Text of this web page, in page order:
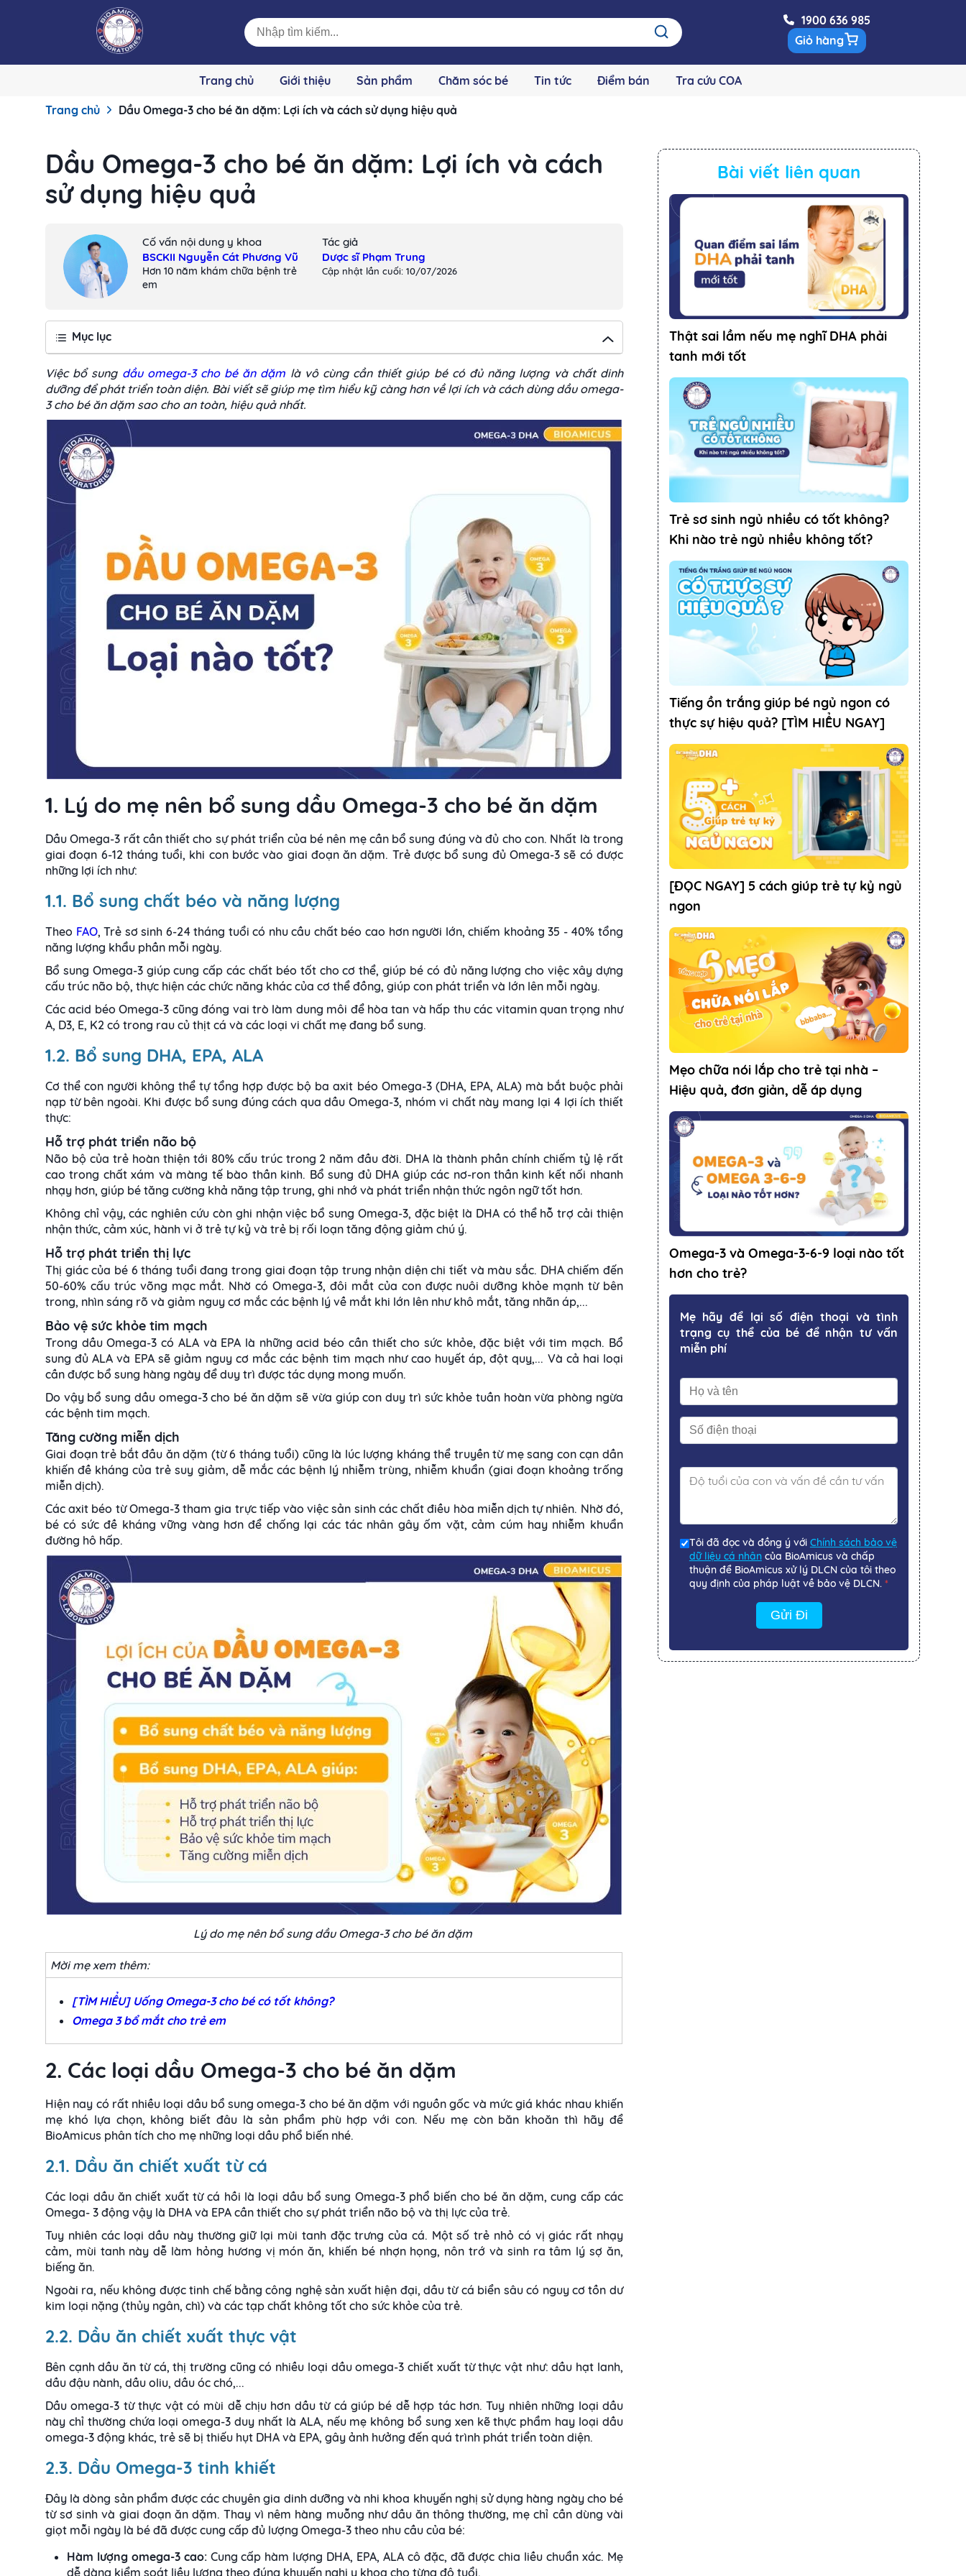
1900 636 985
Giỏ hàng
Trang chủ Giới thiệu Sản phẩm Chăm sóc bé Tin tức Điểm bán Tra cứu COA
Trang chủ Dầu Omega-3 cho bé ăn dặm: Lợi ích và cách sử dụng hiệu quả
Dầu Omega-3 cho bé ăn dặm: Lợi ích và cách
sử dụng hiệu quả
Cố vấn nội dung y khoa
BSCKII Nguyễn Cát Phương Vũ
Hơn 10 năm khám chữa bệnh trẻ
em
Tác giả
Dược sĩ Phạm Trung
Cập nhật lần cuối: 10/07/2026
Mục lục
Việc bổ sung dầu omega-3 cho bé ăn dặm là vô cùng cần thiết giúp bé có đủ năng lượng và chất dinh
dưỡng để phát triển toàn diện. Bài viết sẽ giúp mẹ tìm hiểu kỹ càng hơn về lợi ích và cách dùng dầu omega-
3 cho bé ăn dặm sao cho an toàn, hiệu quả nhất.
1. Lý do mẹ nên bổ sung dầu Omega-3 cho bé ăn dặm
Dầu Omega-3 rất cần thiết cho sự phát triển của bé nên mẹ cần bổ sung đúng và đủ cho con. Nhất là trong
giai đoạn 6-12 tháng tuổi, khi con bước vào giai đoạn ăn dặm. Trẻ được bổ sung đủ Omega-3 sẽ có được
những lợi ích như:
1.1. Bổ sung chất béo và năng lượng
Theo FAO, Trẻ sơ sinh 6-24 tháng tuổi có nhu cầu chất béo cao hơn người lớn, chiếm khoảng 35 - 40% tổng
năng lượng khẩu phần mỗi ngày.
Bổ sung Omega-3 giúp cung cấp các chất béo tốt cho cơ thể, giúp bé có đủ năng lượng cho việc xây dựng
cấu trúc não bộ, thực hiện các chức năng khác của cơ thể đồng, giúp con phát triển và lớn lên mỗi ngày.
Các acid béo Omega-3 cũng đóng vai trò làm dung môi để hòa tan và hấp thu các vitamin quan trọng như
A, D3, E, K2 có trong rau củ thịt cá và các loại vi chất mẹ đang bổ sung.
1.2. Bổ sung DHA, EPA, ALA
Cơ thể con người không thể tự tổng hợp được bộ ba axit béo Omega-3 (DHA, EPA, ALA) mà bắt buộc phải
nạp từ bên ngoài. Khi được bổ sung đúng cách qua dầu Omega-3, nhóm vi chất này mang lại 4 lợi ích thiết
thực:
Hỗ trợ phát triển não bộ
Não bộ của trẻ hoàn thiện tới 80% cấu trúc trong 2 năm đầu đời. DHA là thành phần chính chiếm tỷ lệ rất
cao trong chất xám và màng tế bào thần kinh. Bổ sung đủ DHA giúp các nơ-ron thần kinh kết nối nhanh
nhạy hơn, giúp bé tăng cường khả năng tập trung, ghi nhớ và phát triển nhận thức ngôn ngữ tốt hơn.
Không chỉ vậy, các nghiên cứu còn ghi nhận việc bổ sung Omega-3, đặc biệt là DHA có thể hỗ trợ cải thiện
nhận thức, cảm xúc, hành vi ở trẻ tự kỷ và trẻ bị rối loạn tăng động giảm chú ý.
Hỗ trợ phát triển thị lực
Thị giác của bé 6 tháng tuổi đang trong giai đoạn tập trung nhận diện chi tiết và màu sắc. DHA chiếm đến
50-60% cấu trúc võng mạc mắt. Nhờ có Omega-3, đôi mắt của con được nuôi dưỡng khỏe mạnh từ bên
trong, nhìn sáng rõ và giảm nguy cơ mắc các bệnh lý về mắt khi lớn lên như khô mắt, tăng nhãn áp,...
Bảo vệ sức khỏe tim mạch
Trong dầu Omega-3 có ALA và EPA là những acid béo cần thiết cho sức khỏe, đặc biệt với tim mạch. Bổ
sung đủ ALA và EPA sẽ giảm nguy cơ mắc các bệnh tim mạch như cao huyết áp, đột quỵ,... Và cả hai loại
cần được bổ sung hàng ngày để duy trì được tác dụng mong muốn.
Do vậy bổ sung dầu omega-3 cho bé ăn dặm sẽ vừa giúp con duy trì sức khỏe tuần hoàn vừa phòng ngừa
các bệnh tim mạch.
Tăng cường miễn dịch
Giai đoạn trẻ bắt đầu ăn dặm (từ 6 tháng tuổi) cũng là lúc lượng kháng thể truyền từ mẹ sang con cạn dần
khiến đề kháng của trẻ suy giảm, dễ mắc các bệnh lý nhiễm trùng, nhiễm khuẩn (giai đoạn khoảng trống
miễn dịch).
Các axit béo từ Omega-3 tham gia trực tiếp vào việc sản sinh các chất điều hòa miễn dịch tự nhiên. Nhờ đó,
bé có sức đề kháng vững vàng hơn để chống lại các tác nhân gây ốm vặt, cảm cúm hay nhiễm khuẩn
đường hô hấp.
Lý do mẹ nên bổ sung dầu Omega-3 cho bé ăn dặm
Mời mẹ xem thêm:
[TÌM HIỂU] Uống Omega-3 cho bé có tốt không?
Omega 3 bổ mắt cho trẻ em
2. Các loại dầu Omega-3 cho bé ăn dặm
Hiện nay có rất nhiều loại dầu bổ sung omega-3 cho bé ăn dặm với nguồn gốc và mức giá khác nhau khiến
mẹ khó lựa chọn, không biết đâu là sản phẩm phù hợp với con. Nếu mẹ còn băn khoăn thì hãy để
BioAmicus phân tích cho mẹ những loại dầu phổ biến nhé.
2.1. Dầu ăn chiết xuất từ cá
Các loại dầu ăn chiết xuất từ cá hồi là loại dầu bổ sung Omega-3 phổ biến cho bé ăn dặm, cung cấp các
Omega- 3 động vậy là DHA và EPA cần thiết cho sự phát triển não bộ và thị lực của trẻ.
Tuy nhiên các loại dầu này thường giữ lại mùi tanh đặc trưng của cá. Một số trẻ nhỏ có vị giác rất nhạy
cảm, mùi tanh này dễ làm hỏng hương vị món ăn, khiến bé nhợn họng, nôn trớ và sinh ra tâm lý sợ ăn,
biếng ăn.
Ngoài ra, nếu không được tinh chế bằng công nghệ sản xuất hiện đại, dầu từ cá biển sâu có nguy cơ tồn dư
kim loại nặng (thủy ngân, chì) và các tạp chất không tốt cho sức khỏe của trẻ.
2.2. Dầu ăn chiết xuất thực vật
Bên cạnh dầu ăn từ cá, thị trường cũng có nhiều loại dầu omega-3 chiết xuất từ thực vật như: dầu hạt lanh,
dầu đậu nành, dầu oliu, dầu óc chó,...
Dầu omega-3 từ thực vật có mùi dễ chịu hơn dầu từ cá giúp bé dễ hợp tác hơn.Tuy nhiên những loại dầu
này chỉ thường chứa loại omega-3 duy nhất là ALA, nếu mẹ không bổ sung xen kẽ thực phẩm hay loại dầu
omega-3 động khác, trẻ sẽ bị thiếu hụt DHA và EPA, gây ảnh hưởng đến quá trình phát triển toàn diện.
2.3. Dầu Omega-3 tinh khiết
Đây là dòng sản phẩm được các chuyên gia dinh dưỡng và nhi khoa khuyến nghị sử dụng hàng ngày cho bé
từ sơ sinh và giai đoạn ăn dặm. Thay vì nêm hàng muỗng như dầu ăn thông thường, mẹ chỉ cần dùng vài
giọt mỗi ngày là bé đã được cung cấp đủ lượng Omega-3 theo nhu cầu của bé:
Hàm lượng omega-3 cao:Cung cấp hàm lượng DHA, EPA, ALA cô đặc, đã được chia liều chuẩn xác. Mẹ
dễ dàng kiểm soát liều lượng theo đúng khuyến nghị y khoa cho từng độ tuổi.
Bài viết liên quan
Thật sai lầm nếu mẹ nghĩ DHA phải
tanh mới tốt
Trẻ sơ sinh ngủ nhiều có tốt không?
Khi nào trẻ ngủ nhiều không tốt?
Tiếng ồn trắng giúp bé ngủ ngon có
thực sự hiệu quả? [TÌM HIỂU NGAY]
[ĐỌC NGAY] 5 cách giúp trẻ tự kỷ ngủ
ngon
Mẹo chữa nói lắp cho trẻ tại nhà –
Hiệu quả, đơn giản, dễ áp dụng
Omega-3 và Omega-3-6-9 loại nào tốt
hơn cho trẻ?
Mẹ hãy để lại số điện thoại và tình
trạng cụ thể của bé để nhận tư vấn
miễn phí
Tôi đã đọc và đồng ý với Chính sách bảo vệ
dữ liệu cá nhâncủa BioAmicus và chấp
thuận để BioAmicus xử lý DLCN của tôi theo
quy định của pháp luật về bảo vệ DLCN. *
Gửi Đi